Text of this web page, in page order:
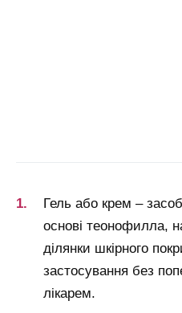
Гель або крем –
основі теонофилла,
ділянки шкірного
застосування без
лікарем.